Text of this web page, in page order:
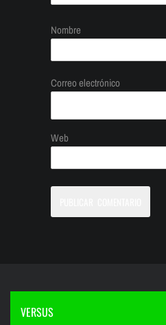
Nombre
Correo electrónico
Web
VERSUS